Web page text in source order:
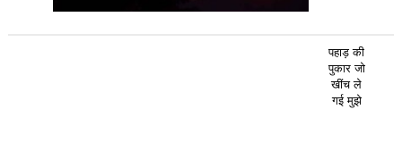
पहाड़ की
पुकार जो
खींच ले
गई मुझे